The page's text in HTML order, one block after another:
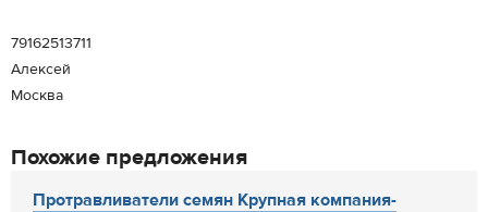
79162513711
Алексей
Москва
Похожие предложения
Протравливатели семян Крупная компания-